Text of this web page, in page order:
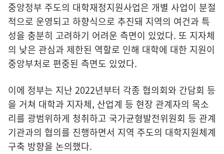
중앙정부 주도의 대학재정지원사업은 개별 사업이 분절
적으로 운영되고 하향식으로 추진돼 지역의 여건과 특
성을 충분히 고려하기 어려운 측면이 있었다. 또 지자체
의 낮은 관심과 제한된 역할로 인해 대학에 대한 지원이
중앙부처로 편중된 측면도 있었다.
이에 정부는 지난 2022년부터 각종 협의회와 간담회 등
을 거쳐 대학과 지자체, 산업계 등 현장 관계자의 목소
리를 광범위하게 청취하고 국가균형발전위원회 등 관계
기관과의 협의를 진행하면서 지역 주도의 대학지원체계
구축 방향을 논의했다.